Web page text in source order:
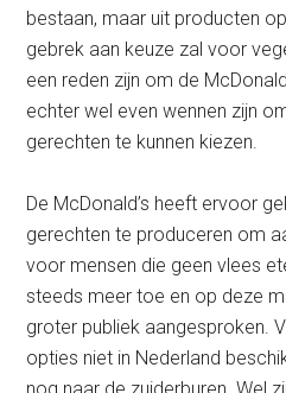
bestaan, maar uit producten
gebrek aan keuze zal voor
een reden zijn om de
echter wel even wennen zijn
gerechten te kunnen kiezen.
De McDonald’s heeft ervoor
gerechten te produceren om
voor mensen die geen vlees
steeds meer toe en op deze
groter publiek aangesproken.
opties niet in Nederland